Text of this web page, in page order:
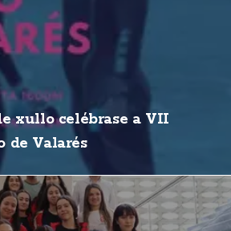
xullo celébrase a VII
de Valarés